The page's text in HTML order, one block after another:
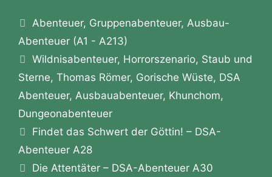
b
o
o
k
e
n
g
er
A
p
p
a m st et
z
o
n
W
is
h
Li
st
n
Kategorien
Abenteuer, Gruppenabenteuer,Ausbau-
Abenteuer (A1 - A213)
Schlagwörter
Wildnisabenteuer, Horrorszenario, Staub und
Sterne, Thomas Römer, Gorische Wüste, DSA
Abenteuer, Ausbauabenteuer, Khunchom,
Dungeonabenteuer
Findet das Schwert der Göttin! – DSA-
Abenteuer A28
Die Attentäter – DSA-Abenteuer A30